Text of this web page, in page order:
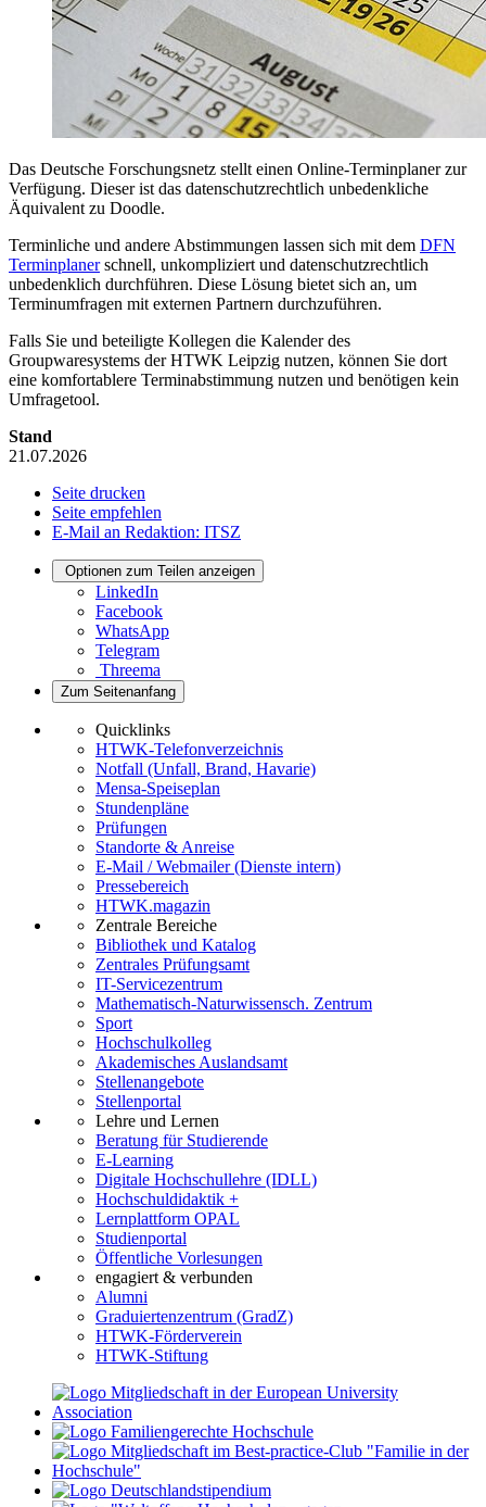
Das Deutsche Forschungsnetz stellt einen Online-Terminplaner zur
Verfügung. Dieser ist das datenschutzrechtlich unbedenkliche
Äquivalent zu Doodle.
Terminliche und andere Abstimmungen lassen sich mit dem DFN
Terminplanerschnell, unkompliziert und datenschutzrechtlich
unbedenklich durchführen. Diese Lösung bietet sich an, um
Terminumfragen mit externen Partnern durchzuführen.
Falls Sie und beteiligte Kollegen die Kalender des
Groupwaresystems der HTWK Leipzig nutzen, können Sie dort
eine komfortablere Terminabstimmung nutzen und benötigen kein
Umfragetool.
Stand
21.07.2026
Seite drucken
Seite empfehlen
E-Mail an Redaktion: ITSZ
Optionen zum Teilen anzeigen
LinkedIn
Facebook
WhatsApp
Telegram
Threema
Zum Seitenanfang
Quicklinks
HTWK-Telefonverzeichnis
Notfall (Unfall, Brand, Havarie)
Mensa-Speiseplan
Stundenpläne
Prüfungen
Standorte & Anreise
E-Mail / Webmailer (Dienste intern)
Pressebereich
HTWK.magazin
Zentrale Bereiche
Bibliothek und Katalog
Zentrales Prüfungsamt
IT-Servicezentrum
Mathematisch-Naturwissensch. Zentrum
Sport
Hochschulkolleg
Akademisches Auslandsamt
Stellenangebote
Stellenportal
Lehre und Lernen
Beratung für Studierende
E-Learning
Digitale Hochschullehre (IDLL)
Hochschuldidaktik +
Lernplattform OPAL
Studienportal
Öffentliche Vorlesungen
engagiert & verbunden
Alumni
Graduiertenzentrum (GradZ)
HTWK-Förderverein
HTWK-Stiftung